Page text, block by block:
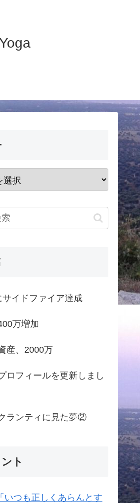
イドファイア達成
万増加
産、2000万
ロフィールを更新しまし
ランティに見た夢②
ト
いつも正しくあらんとす